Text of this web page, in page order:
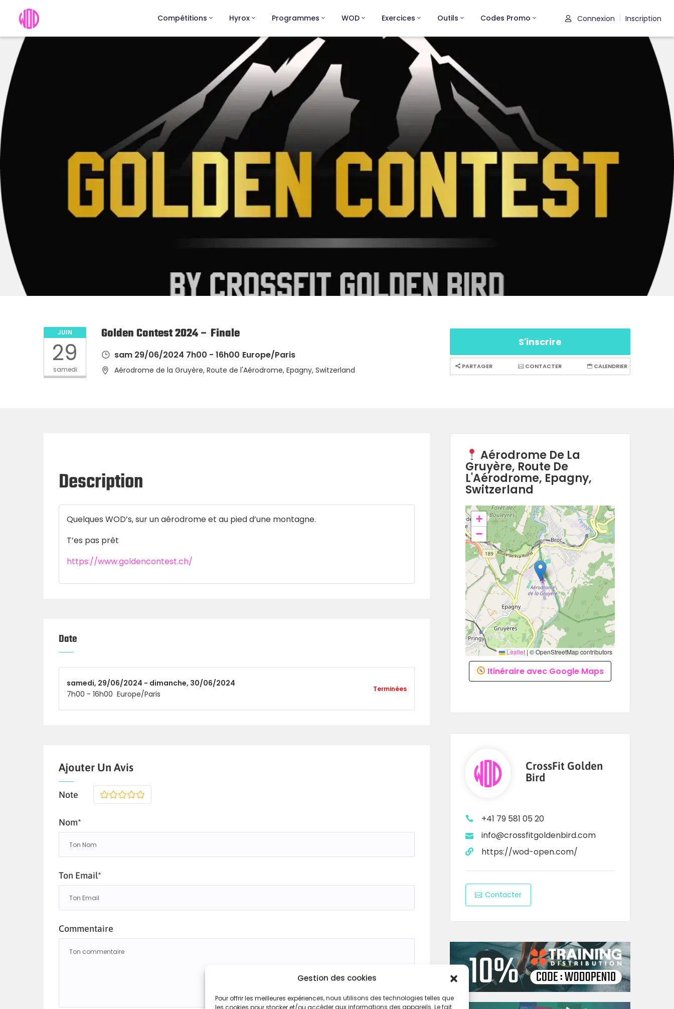
Gestion des cookies
Pour offrir les meilleures expériences, nous utilisons des technologies telles que
les cookies pour stocker et/ou accéder aux informations des appareils. Le fait
Compétitions Hyrox Programmes WOD Exercices Outils Codes Promo Connexion Inscription
JUIN
29
samedi
Golden Contest 2024 – Finale
sam 29/06/2024 7h00 - 16h00 Europe/Paris
Aérodrome de la Gruyère, Route de l'Aérodrome, Epagny, Switzerland
S'inscrire
PARTAGER CONTACTER CALENDRIER
Description
Quelques WOD’s, sur un aérodrome et au pied d’une montagne.
T’es pas prêt
https://www.goldencontest.ch/
Date
samedi, 29/06/2024 - dimanche, 30/06/2024
7h00 - 16h00 Europe/Paris
Terminées
Ajouter Un Avis
Note 5
4
3
2
Nom*
Ton Email*
Commentaire
Aérodrome De La
Gruyère, Route De
L'Aérodrome, Epagny,
Switzerland
+
−
Leaflet| © OpenStreetMap contributors
Itinéraire avec Google Maps
CrossFit Golden
Bird
+41 79 581 05 20
info@crossfitgoldenbird.com
https://wod-open.com/
Contacter